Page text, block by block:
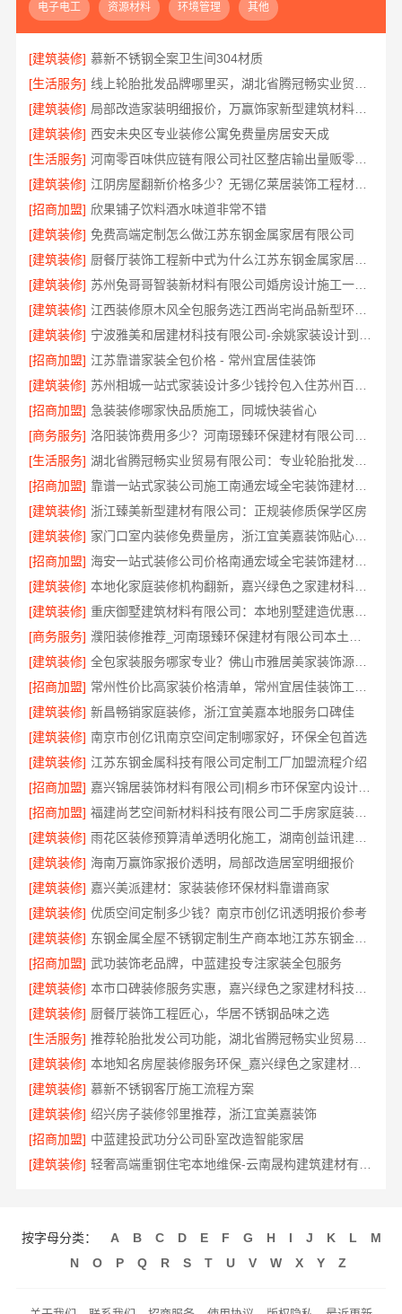
电子电工 资源材料 环境管理 其他
[建筑装修] 慕新不锈钢全案卫生间304材质
[生活服务]
[建筑装修]
局部改造家装明细报价，万赢饰家新型建筑材料有限公司精准核算
[建筑装修] 西安未央区专业装修公寓免费量房居安天成
[生活服务]
河南零百味供应链有限公司社区整店输出量贩零食适配全场景
[建筑装修]
江阴房屋翻新价格多少？无锡亿莱居装饰工程材料有限公司全流程品控
[招商加盟] 欣果铺子饮料酒水味道非常不错
[建筑装修] 免费高端定制怎么做江苏东钢金属家居有限公司
[建筑装修]
[建筑装修]
苏州兔哥哥智装新材料有限公司婚房设计施工一体化
[建筑装修]
江西装修原木风全包服务选江西尚宅尚品新型环保材料有限公司
[建筑装修]
[招商加盟] 江苏靠谱家装全包价格 - 常州宜居佳装饰
[建筑装修]
[招商加盟] 急装装修哪家快品质施工，同城快装省心
[商务服务]
[生活服务]
[招商加盟]
靠谱一站式家装公司施工南通宏域全宅装饰建材有限公司
[建筑装修] 浙江臻美新型建材有限公司：正规装修质保学区房
[建筑装修]
家门口室内装修免费量房，浙江宜美嘉装饰贴心服务
[招商加盟]
海安一站式装修公司价格南通宏域全宅装饰建材有限公司预算
[建筑装修]
本地化家庭装修机构翻新，嘉兴绿色之家建材科技有限公司
[建筑装修]
[商务服务]
[建筑装修]
全包家装服务哪家专业？佛山市雅居美家装饰源头工厂直供服务
[招商加盟]
[建筑装修] 新昌畅销家庭装修，浙江宜美嘉本地服务口碑佳
[建筑装修] 南京市创亿讯南京空间定制哪家好，环保全包首选
[建筑装修] 江苏东钢金属科技有限公司定制工厂加盟流程介绍
[招商加盟]
嘉兴锦居装饰材料有限公司|桐乡市环保室内设计口碑之选
[招商加盟]
福建尚艺空间新材料科技有限公司二手房家庭装修口碑优选整体落地
[建筑装修]
雨花区装修预算清单透明化施工，湖南创益讯建筑有限公司
[建筑装修] 海南万赢饰家报价透明，局部改造居室明细报价
[建筑装修] 嘉兴美派建材：家装装修环保材料靠谱商家
[建筑装修] 优质空间定制多少钱？南京市创亿讯透明报价参考
[建筑装修]
东钢金属全屋不锈钢定制生产商本地江苏东钢金属科技有限公司
[招商加盟] 武功装饰老品牌，中蓝建投专注家装全包服务
[建筑装修]
[建筑装修] 厨餐厅装饰工程匠心，华居不锈钢品味之选
[生活服务]
[建筑装修]
本地知名房屋装修服务环保_嘉兴绿色之家建材科技有限公司
[建筑装修] 慕新不锈钢客厅施工流程方案
[建筑装修] 绍兴房子装修邻里推荐，浙江宜美嘉装饰
[招商加盟] 中蓝建投武功分公司卧室改造智能家居
[建筑装修]
按字母分类： A B C D E F G H I J K L
M
N
O P Q R S T U V W X Y Z